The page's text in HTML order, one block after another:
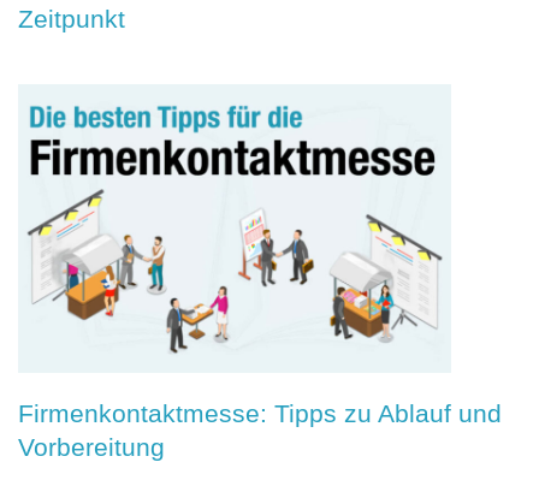
Zeitpunkt
Firmenkontaktmesse: Tipps zu Ablauf und
Vorbereitung